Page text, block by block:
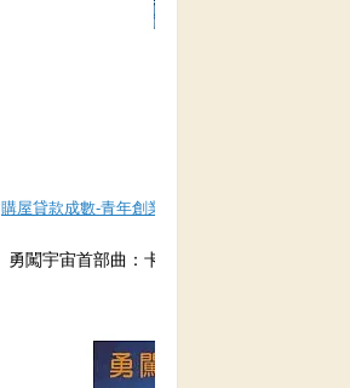
購屋貸款成數-青年創業貸款銀行-民間代書借款台中